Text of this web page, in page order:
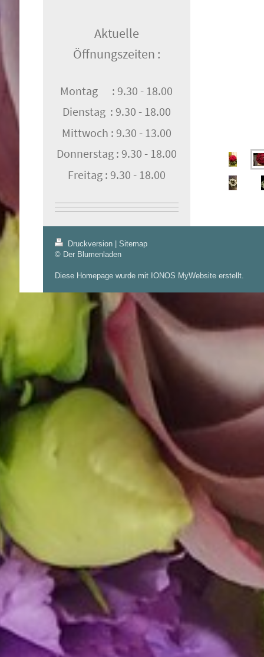
Aktuelle
Öffnungszeiten :
Montag : 9.30 - 18.00
Dienstag : 9.30 - 18.00
Mittwoch : 9.30 - 13.00
Donnerstag : 9.30 - 18.00
Freitag : 9.30 - 18.00
Druckversion | Sitemap
© Der Blumenladen
Diese Homepage wurde mit IONOS MyWebsiteerstellt.